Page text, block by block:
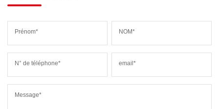
Prénom* NOM*
N° de téléphone* email*
Message*